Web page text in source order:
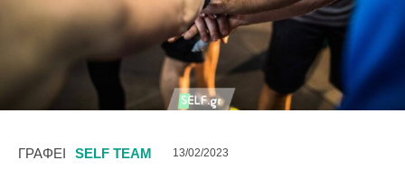
ΓΡΑΦΕΙ SELF TEAM 13/02/2023